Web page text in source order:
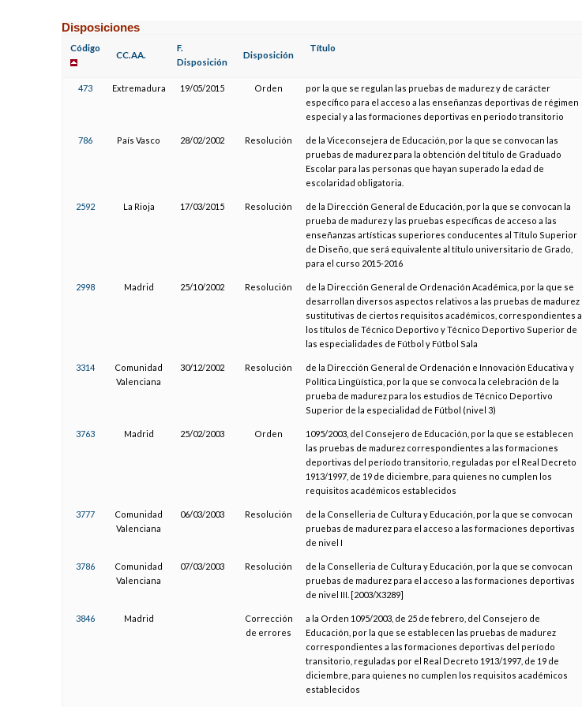
Disposiciones
Código
CC.AA.
F.
Disposición
Disposición
Título
473 Extremadura 19/05/2015 Orden
por la que se regulan las pruebas de madurez y de carácter
específico para el acceso a las enseñanzas deportivas de régimen
especial y a las formaciones deportivas en periodo transitorio
786 País Vasco 28/02/2002 Resolución
de la Viceconsejera de Educación, por la que se convocan las
pruebas de madurez para la obtención del título de Graduado
Escolar para las personas que hayan superado la edad de
escolaridad obligatoria.
2592 La Rioja 17/03/2015 Resolución
de la Dirección General de Educación, por la que se convocan la
prueba de madurez y las pruebas específicas de acceso a las
enseñanzas artísticas superiores conducentes al Título Superior
de Diseño, que será equivalente al título universitario de Grado,
para el curso 2015-2016
2998 Madrid 25/10/2002 Resolución
de la Dirección General de Ordenación Académica, por la que se
desarrollan diversos aspectos relativos a las pruebas de madurez
sustitutivas de ciertos requisitos académicos, correspondientes a
los títulos de Técnico Deportivo y Técnico Deportivo Superior de
las especialidades de Fútbol y Fútbol Sala
3314
Comunidad
Valenciana
30/12/2002 Resolución
de la Dirección General de Ordenación e Innovación Educativa y
Política Lingüística, por la que se convoca la celebración de la
prueba de madurez para los estudios de Técnico Deportivo
Superior de la especialidad de Fútbol (nivel 3)
3763 Madrid 25/02/2003 Orden
1095/2003, del Consejero de Educación, por la que se establecen
las pruebas de madurez correspondientes a las formaciones
deportivas del período transitorio, reguladas por el Real Decreto
1913/1997, de 19 de diciembre, para quienes no cumplen los
requisitos académicos establecidos
3777
Comunidad
Valenciana
06/03/2003 Resolución
de la Conselleria de Cultura y Educación, por la que se convocan
pruebas de madurez para el acceso a las formaciones deportivas
de nivel I
3786
Comunidad
Valenciana
07/03/2003 Resolución
de la Conselleria de Cultura y Educación, por la que se convocan
pruebas de madurez para el acceso a las formaciones deportivas
de nivel III. [2003/X3289]
3846 Madrid
Corrección
de errores
a la Orden 1095/2003, de 25 de febrero, del Consejero de
Educación, por la que se establecen las pruebas de madurez
correspondientes a las formaciones deportivas del período
transitorio, reguladas por el Real Decreto 1913/1997, de 19 de
diciembre, para quienes no cumplen los requisitos académicos
establecidos